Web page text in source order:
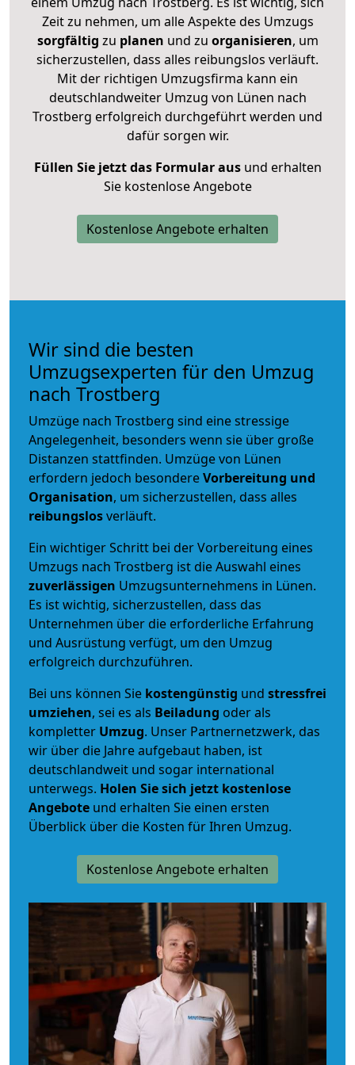
Zeit zu nehmen, um alle Aspekte des Umzugs
sorgfältig zu planen und zu organisieren, um
sicherzustellen, dass alles reibungslos verläuft.
Mit der richtigen Umzugsfirma kann ein
deutschlandweiter Umzug von Lünen nach
Trostberg erfolgreich durchgeführt werden und
dafür sorgen wir.
Füllen Sie jetzt das Formular ausund erhalten
Sie kostenlose Angebote
Kostenlose Angebote erhalten
Wir sind die besten
Umzugsexperten für den Umzug
nach Trostberg
Umzüge nach Trostberg sind eine stressige
Angelegenheit, besonders wenn sie über große
Distanzen stattfinden. Umzüge von Lünen
erfordern jedoch besondereVorbereitung und
Organisation, um sicherzustellen, dass alles
reibungslosverläuft.
Ein wichtiger Schritt bei der Vorbereitung eines
Umzugs nach Trostberg ist die Auswahl eines
zuverlässigen Umzugsunternehmens in Lünen.
Es ist wichtig, sicherzustellen, dass das
Unternehmen über die erforderliche Erfahrung
und Ausrüstung verfügt, um den Umzug
erfolgreich durchzuführen.
Bei uns können Sie kostengünstig und stressfrei
umziehen, sei es als Beiladung oder als
kompletter Umzug. Unser Partnernetzwerk, das
wir über die Jahre aufgebaut haben, ist
deutschlandweit und sogar international
unterwegs. Holen Sie sich jetzt kostenlose
Angebote und erhalten Sie einen ersten
Überblick über die Kosten für Ihren Umzug.
Kostenlose Angebote erhalten